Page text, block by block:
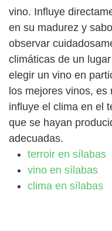
vino. Influye
en su madurez y
observar
climáticas de un
elegir un vino en
los mejores vinos, es
influye el clima en el
que se hayan
adecuadas.
terroir en sílabas
vino en sílabas
clima en sílabas